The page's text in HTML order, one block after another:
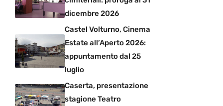
dicembre 2026
Castel Volturno, Cinema
Estate all’Aperto 2026:
appuntamento dal 25
luglio
Caserta, presentazione
stagione Teatro